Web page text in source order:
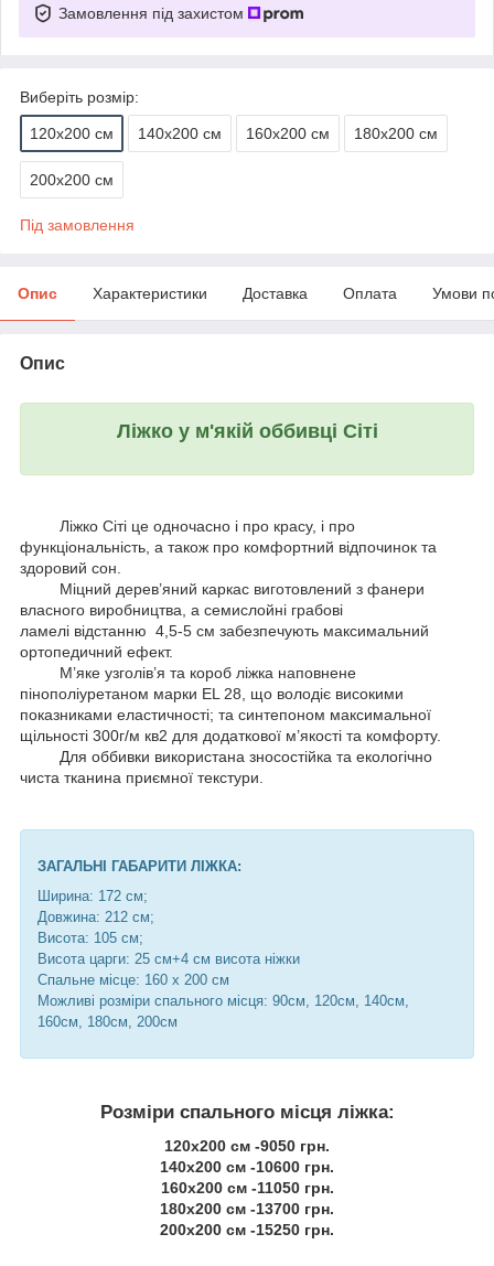
Замовлення під захистом
Виберіть розмір:
120х200 см 140х200 см 160х200 см 180х200 см
200х200 см
Під замовлення
Опис Характеристики Доставка Оплата Умови
Опис
Ліжко у м'якій оббивці Сіті
Ліжко Сіті це одночасно і про красу, і про
функціональність, а також про комфортний відпочинок та
здоровий сон.
Міцний дерев’яний каркас виготовлений з фанери
власного виробництва, а семислойні грабові
ламелі відстанню 4,5-5 см забезпечують максимальний
ортопедичний ефект.
М’яке узголів’я та короб ліжка наповнене
пінополіуретаном марки EL 28, що володіє високими
показниками еластичності; та синтепоном максимальної
щільності 300г/м кв2 для додаткової м’якості та комфорту.
Для оббивки використана зносостійка та екологічно
чиста тканина приємної текстури.
ЗАГАЛЬНІ ГАБАРИТИ ЛІЖКА:
Ширина: 172 см;
Довжина: 212 см;
Висота: 105 см;
Висота царги: 25 см+4 см висота ніжки
Спальне місце: 160 х 200 см
Можливі розміри спального місця: 90см, 120см, 140см,
160см, 180см, 200см
Розміри спального місця ліжка:
120х200 см -9050 грн.
140х200 см -10600 грн.
160х200 см -11050 грн.
180х200 см -13700 грн.
200х200 см -15250 грн.